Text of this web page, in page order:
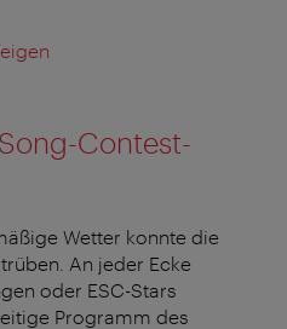
Contest-
Wetter konnte die
An jeder Ecke
oder ESC-Stars
Programm des